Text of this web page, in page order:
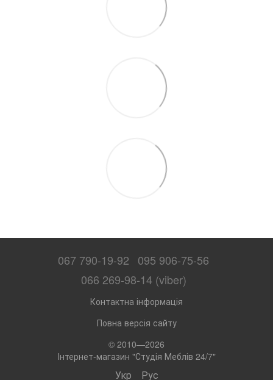
067 790-19-92
095 906-75-56
066 269-98-14 (viber)
Контактна інформація
Повна версія сайту
© 2010—2026
Інтернет-магазин "Студія Меблів 24/7"
Укр Рус